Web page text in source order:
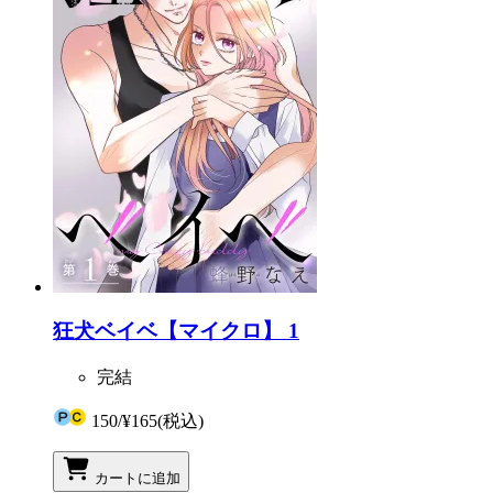
狂犬ベイベ【マイクロ】 1
完結
150/¥165(税込)
カートに追加